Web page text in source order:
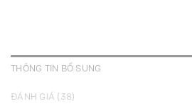
THÔNG TIN BỔ SUNG
ĐÁNH GIÁ (38)